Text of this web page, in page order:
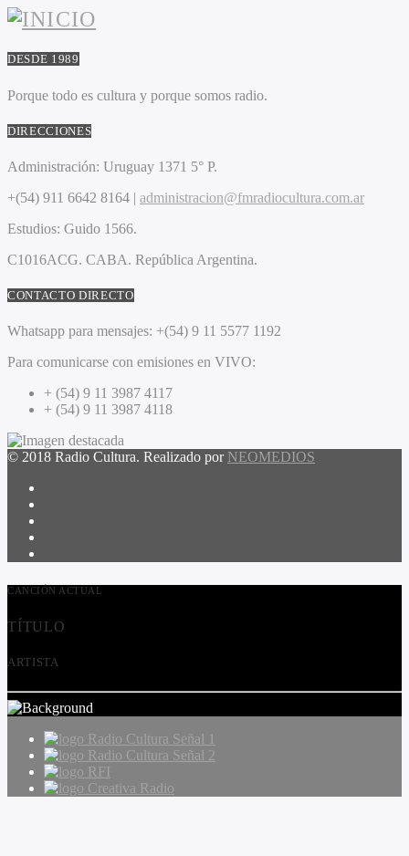
DESDE 1989
Porque todo es cultura y porque somos radio.
DIRECCIONES
Administración: Uruguay 1371 5° P.
+(54) 911 6642 8164 | administracion@fmradiocultura.com.ar
Estudios: Guido 1566.
C1016ACG. CABA. República Argentina.
CONTACTO DIRECTO
Whatsapp para mensajes: +(54) 9 11 5577 1192
Para comunicarse con emisiones en VIVO:
+ (54) 9 11 3987 4117
+ (54) 9 11 3987 4118
© 2018 Radio Cultura. Realizado por NEOMEDIOS
CANCIÓN ACTUAL
TÍTULO
ARTISTA
Radio Cultura Señal 1
Radio Cultura Señal 2
RFI
Creativa Radio